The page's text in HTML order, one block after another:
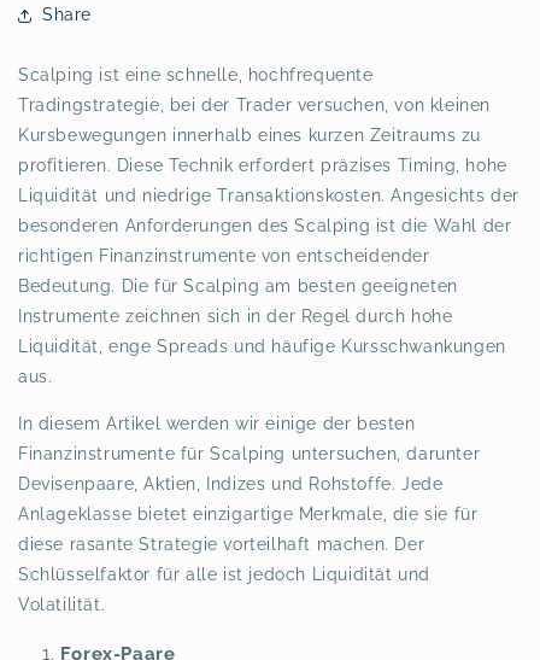
Share
Scalping ist eine schnelle, hochfrequente
Tradingstrategie, bei der Trader versuchen, von kleinen
Kursbewegungen innerhalb eines kurzen Zeitraums zu
profitieren. Diese Technik erfordert präzises Timing, hohe
Liquidität und niedrige Transaktionskosten. Angesichts der
besonderen Anforderungen des Scalping ist die Wahl der
richtigen Finanzinstrumente von entscheidender
Bedeutung. Die für Scalping am besten geeigneten
Instrumente zeichnen sich in der Regel durch hohe
Liquidität, enge Spreads und häufige Kursschwankungen
aus.
In diesem Artikel werden wir einige der besten
Finanzinstrumente für Scalping untersuchen, darunter
Devisenpaare, Aktien, Indizes und Rohstoffe. Jede
Anlageklasse bietet einzigartige Merkmale, die sie für
diese rasante Strategie vorteilhaft machen. Der
Schlüsselfaktor für alle ist jedoch Liquidität und
Volatilität.
Forex-Paare